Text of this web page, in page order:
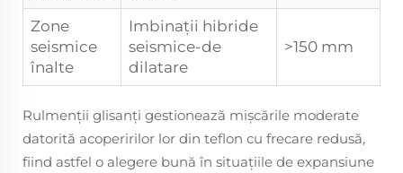
Zone
seismice
înalte
Imbinații hibride
seismice-de
dilatare
>150 mm
Rulmenții glisanți gestionează mișcările moderate
datorită acoperirilor lor din teflon cu frecare redusă,
fiind astfel o alegere bună în situațiile de expansiune